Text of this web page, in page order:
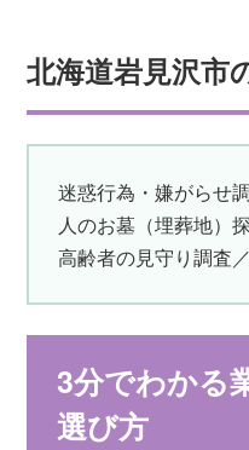
北海道岩見沢市
迷惑行為・嫌がらせ
人のお墓（埋葬地）
高齢者の見守り調査
3分でわかる
選び方